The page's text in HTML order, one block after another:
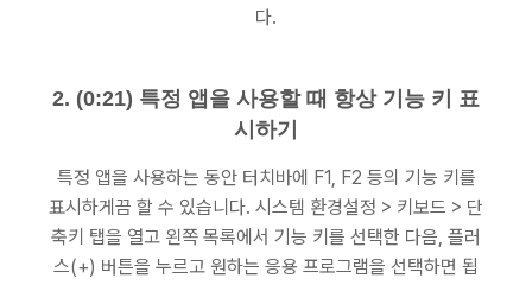
다.
2. (0:21) 특정 앱을 사용할 때 항상 기능 키 표
시하기
특정 앱을 사용하는 동안 터치바에 F1, F2 등의 기능 키를
표시하게끔 할 수 있습니다. 시스템 환경설정 > 키보드 > 단
축키 탭을 열고 왼쪽 목록에서 기능 키를 선택한 다음, 플러
스(+) 버튼을 누르고 원하는 응용 프로그램을 선택하면 됩